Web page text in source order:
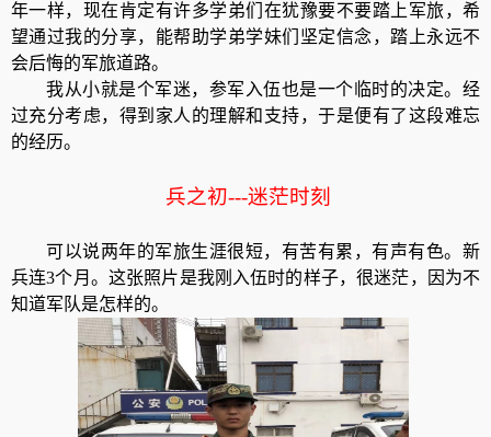
年一样，现在肯定有许多学弟们在犹豫要不要踏上军旅，希
望通过我的分享，能帮助学弟学妹们坚定信念，踏上永远不
会后悔的军旅道路。
我从小就是个军迷，参军入伍也是一个临时的决定。经
过充分考虑，得到家人的理解和支持，于是便有了这段难忘
的经历。
兵之初---迷茫时刻
可以说两年的军旅生涯很短，有苦有累，有声有色。新
兵连3个月。这张照片是我刚入伍时的样子，很迷茫，因为不
知道军队是怎样的。